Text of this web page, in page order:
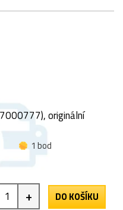
originální
1 bod
+ DO KOŠÍKU